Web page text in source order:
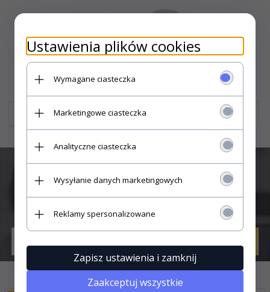
ocynkowana 200HV
SUBSKRYPCJA
Ustawienia plików cookies
Wymagane ciasteczka
Marketingowe ciasteczka
Analityczne ciasteczka
Wysyłanie danych marketingowych
Reklamy spersonalizowane
Zapisz ustawienia i zamknij
Zaakceptuj wszystkie